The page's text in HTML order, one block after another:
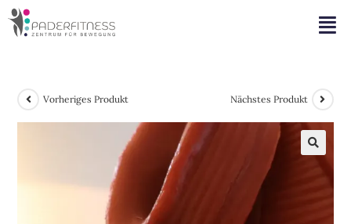
Vorheriges Produkt Nächstes Produkt